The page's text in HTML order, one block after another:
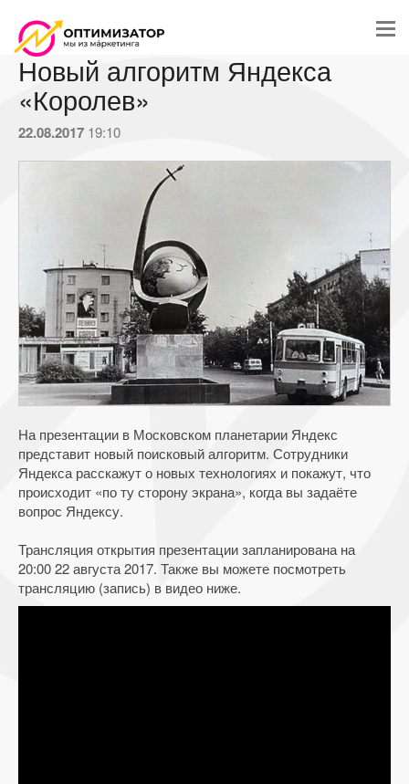
Новый алгоритм Яндекса
«Королев»
22.08.2017 19:10
На презентации в Московском планетарии Яндекс
представит новый поисковый алгоритм. Сотрудники
Яндекса расскажут о новых технологиях и покажут, что
происходит «по ту сторону экрана», когда вы задаёте
вопрос Яндексу.
Трансляция открытия презентации запланирована на
20:00 22 августа 2017. Также вы можете посмотреть
трансляцию (запись) в видео ниже.